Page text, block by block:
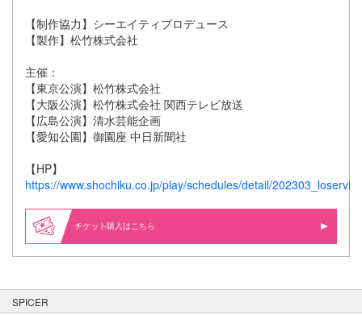
【制作協力】シーエイティプロデュース
【製作】松竹株式会社
主催：
【東京公演】松竹株式会社
【大阪公演】松竹株式会社 関西テレビ放送
【広島公演】清水芸能企画
【愛知公園】御園座 中日新聞社
【HP】
https://www.shochiku.co.jp/play/schedules/detail/
購入はこちら
SPICER